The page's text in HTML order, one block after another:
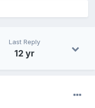
Last Reply
12 yr